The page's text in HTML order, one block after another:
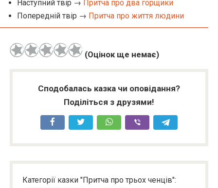
Наступний твір → Притча про два горщики
Попередній твір → Притча про життя людини
(Оцінок ще немає)
Сподобалась казка чи оповідання?
Поділіться з друзями!
Категорії казки "Притча про трьох ченців":